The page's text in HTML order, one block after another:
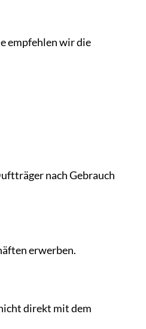
empfehlen wir die
nach Gebrauch
erwerben.
direkt mit dem